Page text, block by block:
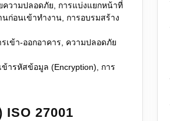
วามปลอดภัย, การแบ่งแยกหน้าที่
ก่อนเข้าทำงาน, การอบรมสร้าง
เข้า-ออกอาคาร, ความปลอดภัย
ารหัสข้อมูล (Encryption), การ
27001